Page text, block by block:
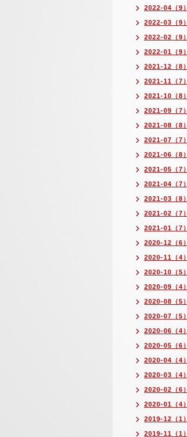
2022-04（9）
2022-03（9）
2022-02（9）
2022-01（9）
2021-12（8）
2021-11（7）
2021-10（8）
2021-09（7）
2021-08（8）
2021-07（7）
2021-06（8）
2021-05（7）
2021-04（7）
2021-03（8）
2021-02（7）
2021-01（7）
2020-12（6）
2020-11（4）
2020-10（5）
2020-09（4）
2020-08（5）
2020-07（5）
2020-06（4）
2020-05（6）
2020-04（4）
2020-03（4）
2020-02（6）
2020-01（4）
2019-12（1）
2019-11（1）